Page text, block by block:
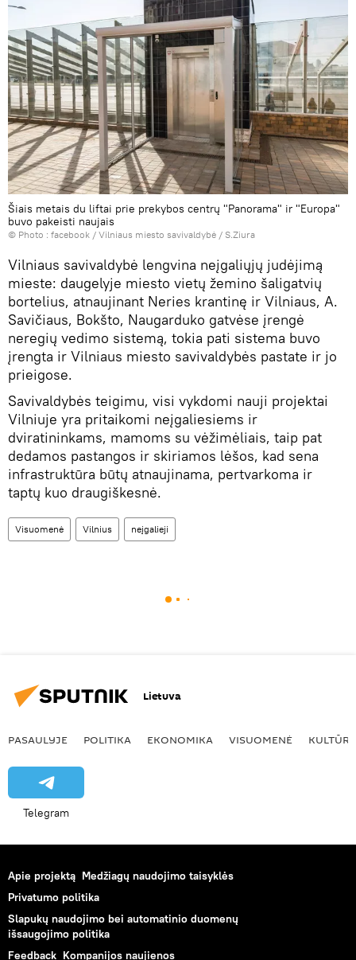
Šiais metais du liftai prie prekybos centrų "Panorama" ir "Europa"
buvo pakeisti naujais
© Photo : facebook / Vilniaus miesto savivaldybė / S.Ziura
Vilniaus savivaldybė lengvina neįgaliųjų judėjimą
mieste: daugelyje miesto vietų žemino šaligatvių
bortelius, atnaujinant Neries krantinę ir Vilniaus, A.
Savičiaus, Bokšto, Naugarduko gatvėse įrengė
neregių vedimo sistemą, tokia pati sistema buvo
įrengta ir Vilniaus miesto savivaldybės pastate ir jo
prieigose.
Savivaldybės teigimu, visi vykdomi nauji projektai
Vilniuje yra pritaikomi neįgaliesiems ir
dviratininkams, mamoms su vėžimėliais, taip pat
dedamos pastangos ir skiriamos lėšos, kad sena
infrastruktūra būtų atnaujinama, pertvarkoma ir
taptų kuo draugiškesnė.
Visuomenė Vilnius neįgalieji
Lietuva
PASAULYJE POLITIKA EKONOMIKA VISUOMENĖ KULTŪRA
Telegram
Apie projektą Medžiagų naudojimo taisyklės
Privatumo politika
Slapukų naudojimo bei automatinio duomenų
išsaugojimo politika
Feedback Kompanijos naujienos